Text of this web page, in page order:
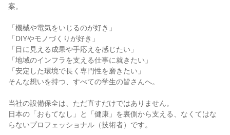
案。
「機械や電気をいじるのが好き」
「DIYやモノづくりが好き」
「目に見える成果や手応えを感じたい」
「地域のインフラを支える仕事に就きたい」
「安定した環境で長く専門性を磨きたい」
そんな想いを持つ、すべての学生の皆さんへ。
当社の設備保全は、ただ直すだけではありません。
日本の「おもてなし」と「健康」を裏側から支える、なくてはな
らないプロフェッショナル（技術者）です。